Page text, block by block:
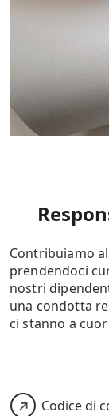
Contribuiamo
prendendoci
nostri
una condotta
ci stanno a
Codice di